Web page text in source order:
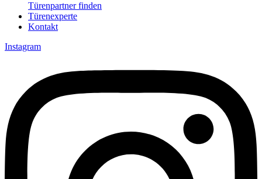
Türenpartner finden
Türenexperte
Kontakt
Instagram